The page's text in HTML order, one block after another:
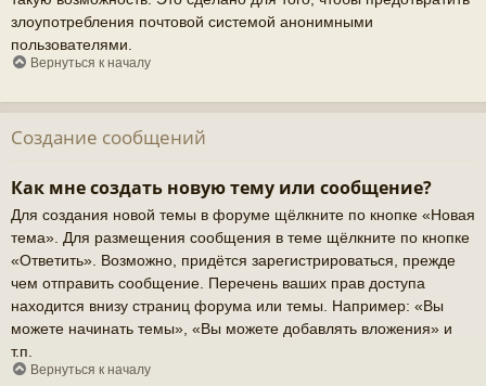
злоупотребления почтовой системой анонимными
пользователями.
Вернуться к началу
Создание сообщений
Как мне создать новую тему или сообщение?
Для создания новой темы в форуме щёлкните по кнопке «Новая
тема». Для размещения сообщения в теме щёлкните по кнопке
«Ответить». Возможно, придётся зарегистрироваться, прежде
чем отправить сообщение. Перечень ваших прав доступа
находится внизу страниц форума или темы. Например: «Вы
можете начинать темы», «Вы можете добавлять вложения» и
т.п.
Вернуться к началу